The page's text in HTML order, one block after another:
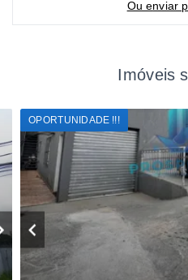
Ou enviar
Imóveis
OPORTUNIDADE !!!